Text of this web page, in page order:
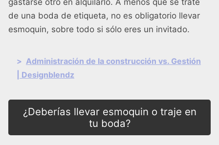
gastarse otro en alquilarlo. A menos que se trate
de una boda de etiqueta, no es obligatorio llevar
esmoquin, sobre todo si sólo eres un invitado.
> Administración de la construcción vs. Gestión
| Designblendz
¿Deberías llevar esmoquin o traje en
tu boda?